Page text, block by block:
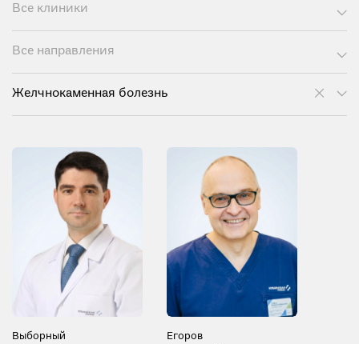
Все клиники
Все направления
Желчнокаменная болезнь
Выборный
Егоров